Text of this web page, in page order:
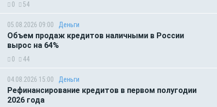
0 54
05.08.2026 09:00 Деньги
Объем продаж кредитов наличными в России
вырос на 64%
0 44
04.08.2026 15:00 Деньги
Рефинансирование кредитов в первом полугодии
2026 года